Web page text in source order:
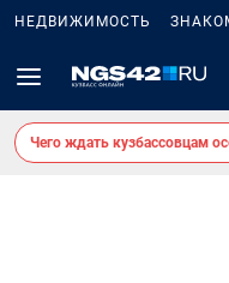
НЕДВИЖИМОСТЬ
Чего ждать кузбассовцам